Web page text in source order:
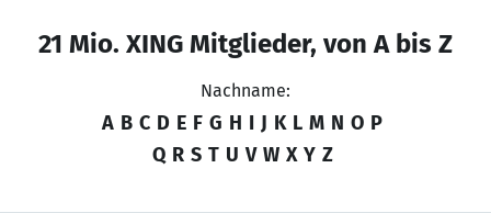
21 Mio. XING Mitglieder, von A bis Z
Nachname:
A B C D E F G H I J K L M N O P
Q R S T U V W X Y Z